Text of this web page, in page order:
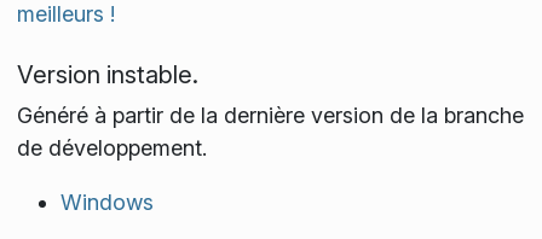
meilleurs !
Version instable.
Généré à partir de la dernière version de la branche
de développement.
Windows